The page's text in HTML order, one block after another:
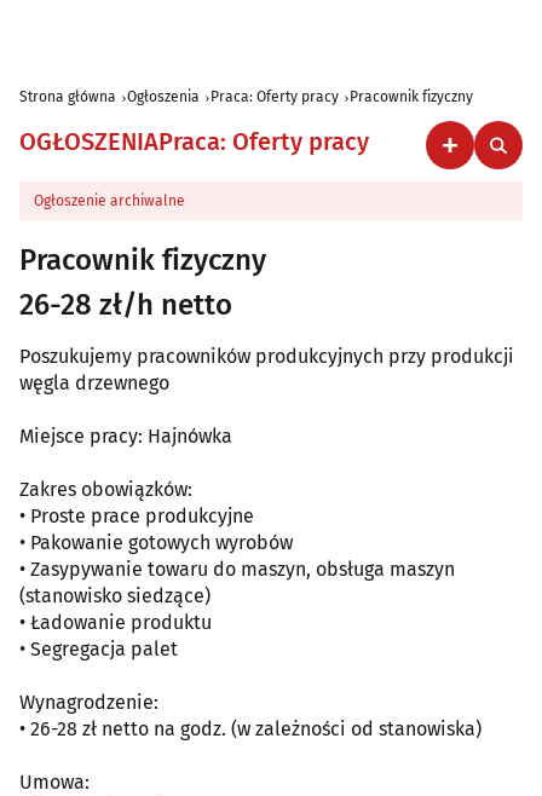
Strona główna Ogłoszenia Praca: Oferty pracy Pracownik fizyczny
OGŁOSZENIAPraca: Oferty pracy
Ogłoszenie archiwalne
Pracownik fizyczny
26-28 zł/h netto
Poszukujemy pracowników produkcyjnych przy produkcji
węgla drzewnego
Miejsce pracy: Hajnówka
Zakres obowiązków:
• Proste prace produkcyjne
• Pakowanie gotowych wyrobów
• Zasypywanie towaru do maszyn, obsługa maszyn
(stanowisko siedzące)
• Ładowanie produktu
• Segregacja palet
Wynagrodzenie:
• 26-28 zł netto na godz. (w zależności od stanowiska)
Umowa: